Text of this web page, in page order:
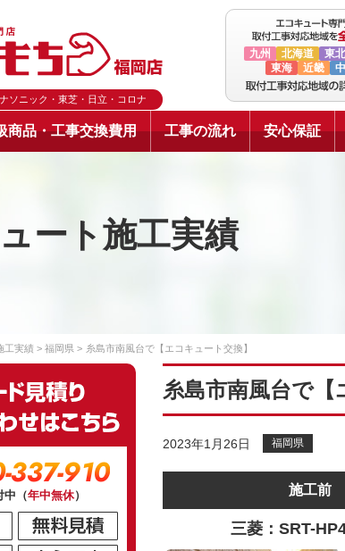
ソニック・東芝・日立・コロナ
九州 北海道 東
東海
近畿
商品・工事交換費用 工事の流れ 安心保証
ート施工実績
工実績 福岡県 糸島市南風台で【エコキュート交換】
糸島市南風台で【
2023年1月26日 福岡県
施工前
三菱：SRT-
337-910
中（年中無休）